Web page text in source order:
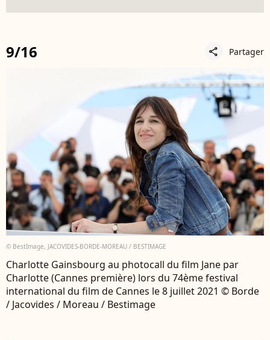
9/16 share Partager
© BestImage, JACOVIDES-BORDE-MOREAU / BESTIMAGE
Charlotte Gainsbourg au photocall du film Jane par
Charlotte (Cannes première) lors du 74ème festival
international du film de Cannes le 8 juillet 2021 © Borde
/ Jacovides / Moreau / Bestimage